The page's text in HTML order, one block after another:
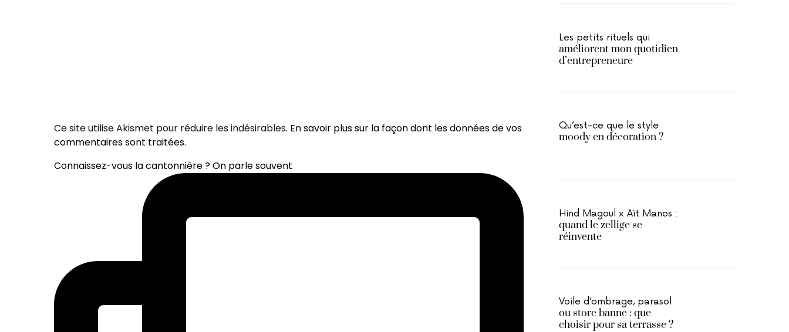
Ce site utilise Akismet pour réduire les indésirables. En savoir plus sur la façon dont les données de vos
commentaires sont traitées.
Connaissez-vous la cantonnière ? On parle souvent
Les petits rituels qui
améliorent mon quotidien
d’entrepreneure
Qu’est-ce que le style
moody en décoration ?
Hind Magoul x Aït Manos :
quand le zellige se
réinvente
Voile d’ombrage, parasol
ou store banne : que
choisir pour sa terrasse ?